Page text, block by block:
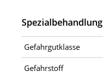
Spezialbehandlung
Gefahrgutklasse
Gefahrstoff